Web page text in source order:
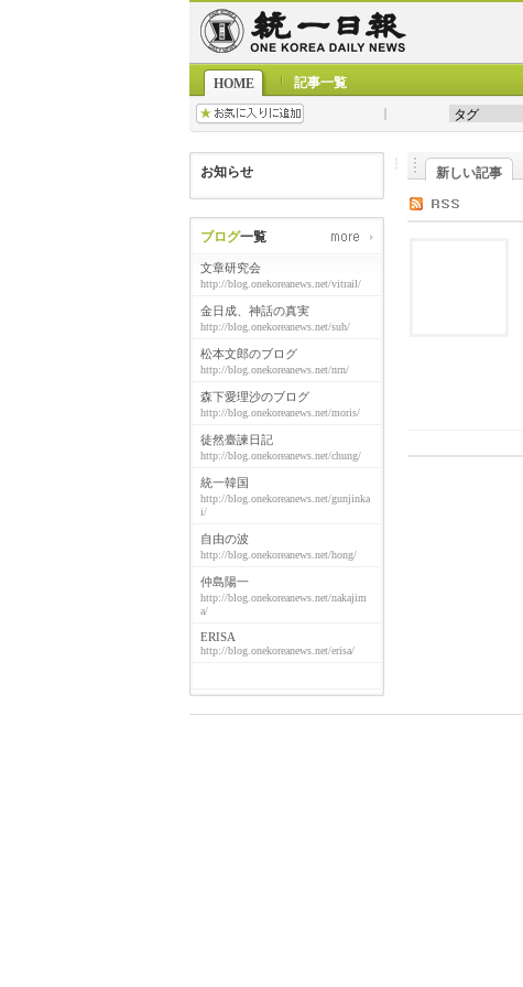
HOME 記事一覧
お知らせ
ブログ一覧
文章研究会
http://blog.onekoreanews.net/vitrail/
金日成、神話の真実
http://blog.onekoreanews.net/suh/
松本文郎のブログ
http://blog.onekoreanews.net/nrn/
森下愛理沙のブログ
http://blog.onekoreanews.net/moris/
徒然臺諫日記
http://blog.onekoreanews.net/chung/
統一韓国
http://blog.onekoreanews.net/gunjinka
i/
自由の波
http://blog.onekoreanews.net/hong/
仲島陽一
http://blog.onekoreanews.net/nakajim
a/
ERISA
http://blog.onekoreanews.net/erisa/
新しい記事